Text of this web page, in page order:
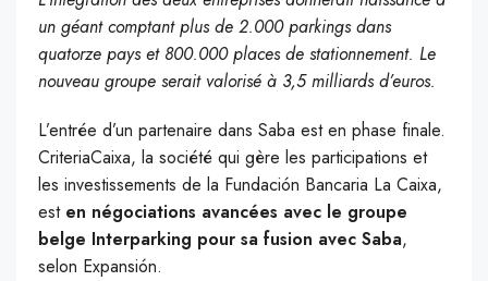
un géant comptant plus de 2.000 parkings dans
quatorze pays et 800.000 places de stationnement. Le
nouveau groupe serait valorisé à 3,5 milliards d’euros.
L’entrée d’un partenaire dans Saba est en phase finale.
CriteriaCaixa, la société qui gère les participations et
les investissements de la Fundación Bancaria La Caixa,
est en négociations avancées avec le groupe
belge Interparking pour sa fusion avec Saba,
selon Expansión.